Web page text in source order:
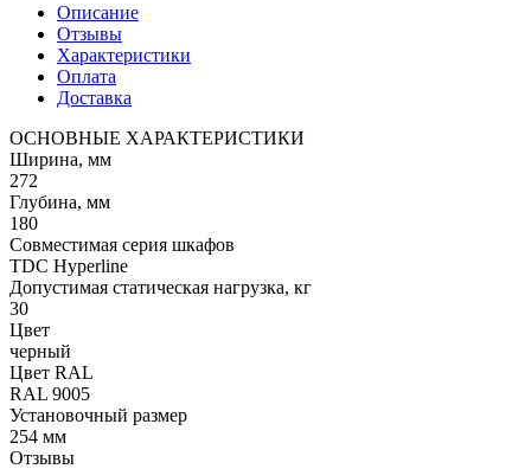
Описание
Отзывы
Характеристики
Оплата
Доставка
ОСНОВНЫЕ ХАРАКТЕРИСТИКИ
Ширина, мм
272
Глубина, мм
180
Совместимая серия шкафов
TDC Hyperline
Допустимая статическая нагрузка, кг
30
Цвет
черный
Цвет RAL
RAL 9005
Установочный размер
254 мм
Отзывы